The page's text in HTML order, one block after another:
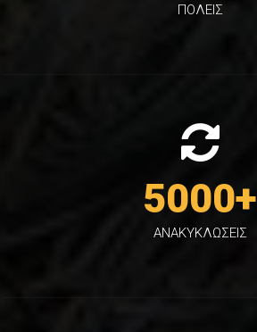
ΠΟΛΕΙΣ
5000+
ΑΝΑΚΥΚΛΩΣΕΙΣ